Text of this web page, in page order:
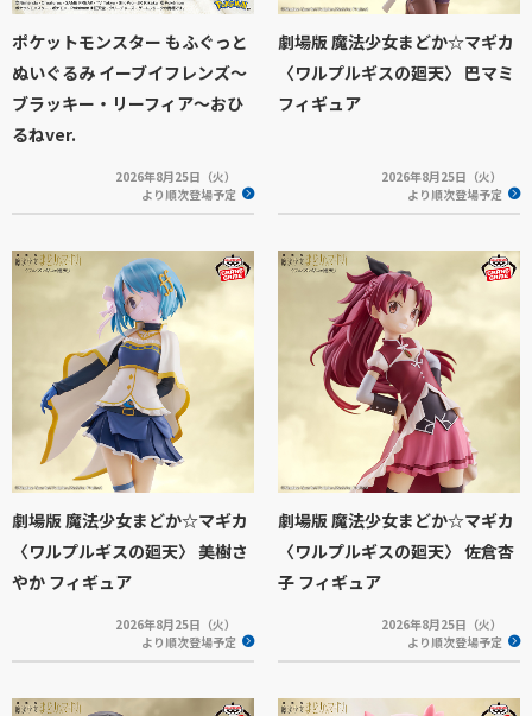
ポケットモンスター もふぐっと
ぬいぐるみ イーブイフレンズ～
ブラッキー・リーフィア～おひ
るねver.
2026年8月25日（火）
より順次登場予定
劇場版 魔法少女まどか☆マギカ
〈ワルプルギスの廻天〉 巴マミ
フィギュア
2026年8月25日（火）
より順次登場予定
劇場版 魔法少女まどか☆マギカ
〈ワルプルギスの廻天〉 美樹さ
やか フィギュア
2026年8月25日（火）
より順次登場予定
劇場版 魔法少女まどか☆マギカ
〈ワルプルギスの廻天〉 佐倉杏
子 フィギュア
2026年8月25日（火）
より順次登場予定